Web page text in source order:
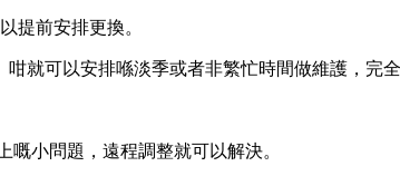
提前安排更換。
就可以安排喺淡季或者非繁忙時間做維護，完全
小問題，遠程調整就可以解決。